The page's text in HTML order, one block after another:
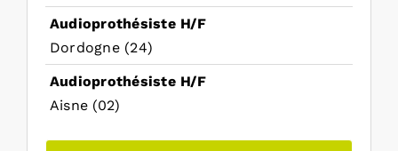
Audioprothésiste H/F
Dordogne (24)
Audioprothésiste H/F
Aisne (02)